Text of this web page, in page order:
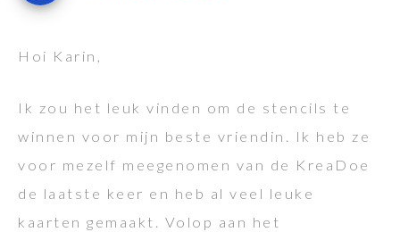
Hoi Karin,
Ik zou het leuk vinden om de stencils te
winnen voor mijn beste vriendin. Ik heb ze
voor mezelf meegenomen van de KreaDoe
de laatste keer en heb al veel leuke
kaarten gemaakt. Volop aan het